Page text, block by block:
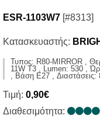
ESR-1103W7 [#8313]
Κατασκευαστής:
Τυπος: R80-MIRROR ,
11W T3 , Lumen: 530 ,
, Βάση E27 , Διαστάσεις:
Τιμή: 0,90€
Διαθεσιμότητα: